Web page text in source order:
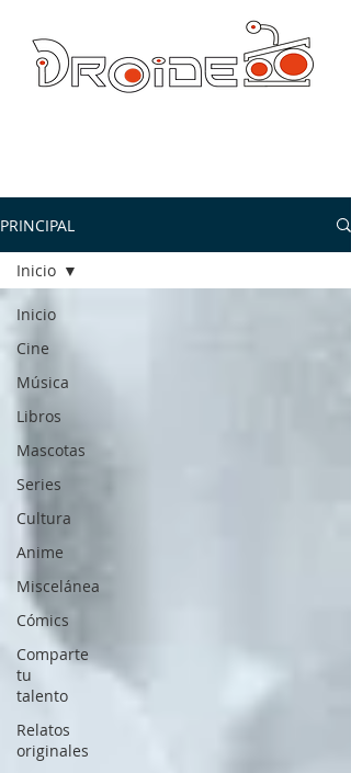
PRINCIPAL
Inicio
Cine
Música
Libros
Mascotas
Series
Cultura
Anime
Miscelánea
Cómics
Comparte
tu
talento
Relatos
originales
Inicio